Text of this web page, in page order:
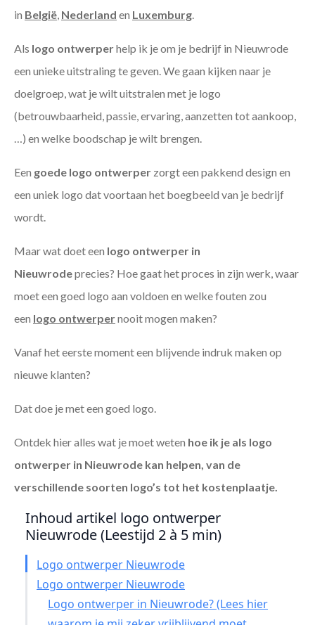
in België, Nederland en Luxemburg.
Als logo ontwerperhelp ik je om je bedrijf in Nieuwrode
een unieke uitstraling te geven. We gaan kijken naar je
doelgroep, wat je wilt uitstralen met je logo
(betrouwbaarheid, passie, ervaring, aanzetten tot aankoop,
…) en welke boodschap je wilt brengen.
Een goede logo ontwerper zorgt een pakkend design en
een uniek logo dat voortaan het boegbeeld van je bedrijf
wordt.
Maar wat doet een logo ontwerper in
Nieuwrodeprecies? Hoe gaat het proces in zijn werk, waar
moet een goed logo aan voldoen en welke fouten zou
een logo ontwerpernooit mogen maken?
Vanaf het eerste moment een blijvende indruk maken op
nieuwe klanten?
Dat doe je met een goed logo.
Ontdek hier alles wat je moet weten hoe ik je als logo
ontwerper in Nieuwrode kan helpen, van de
verschillende soorten logo’s tot het kostenplaatje.
Inhoud artikel logo ontwerper
Nieuwrode (Leestijd 2 à 5 min)
Logo ontwerper Nieuwrode
Logo ontwerper Nieuwrode
Logo ontwerper in Nieuwrode? (Lees hier